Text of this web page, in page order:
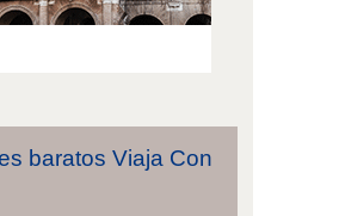
baratos Viaja Con